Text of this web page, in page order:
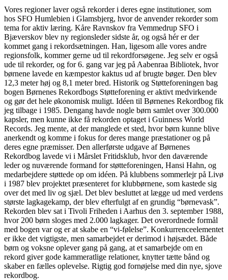
Vores regioner laver også rekorder i deres egne institutioner, som
hos SFO Humlebien i Glamsbjerg, hvor de anvender rekorder som
tema for aktiv læring. Kåre Ravnskov fra Vemmedrup SFO i
Bjæverskov blev ny regionsleder sidste år, og også hér er der
kommet gang i rekordsætningen. Han, ligesom alle vores andre
regionsfolk, kommer gerne ud til rekordforsøgene. Jeg selv er også
ude til rekorder, og for 6. gang var jeg på Aabenraa Bibliotek, hvor
børnene lavede en kæmpestor kaktus ud af brugte bøger. Den blev
12,3 meter høj og 8,1 meter bred. Historik og Støtteforeningen bag
bogen Børnenes Rekordbogs Støtteforening er aktivt medvirkende
og gør det hele økonomisk muligt. Idéen til Børnenes Rekordbog fik
jeg tilbage i 1985. Dengang havde nogle børn samlet over 300.000
kapsler, men kunne ikke få rekorden optaget i Guinness World
Records. Jeg mente, at der manglede et sted, hvor børn kunne blive
anerkendt og komme i fokus for deres mange præstationer og på
deres egne præmisser. Den allerførste udgave af Børnenes
Rekordbog lavede vi i Mårslet Fritidsklub, hvor den daværende
leder og nuværende formand for støtteforeningen, Hansi Hahn, og
medarbejdere støttede op om idéen. På klubbens sommerlejr på Livø
i 1987 blev projektet præsenteret for klubbørnene, som kastede sig
over det med liv og sjæl. Det blev besluttet at lægge ud med verdens
største lagkagekamp, der blev efterfulgt af en grundig “børnevask”.
Rekorden blev sat i Tivoli Friheden i Aarhus den 3. september 1988,
hvor 200 børn sloges med 2.000 lagkager. Det overordnede formål
med bogen var og er at skabe en “vi-følelse”. Konkurrenceelementet
er ikke det vigtigste, men samarbejdet er derimod i højsædet. Både
børn og voksne oplever gang på gang, at et samarbejde om en
rekord giver gode kammeratlige relationer, knytter tætte bånd og
skaber en fælles oplevelse. Rigtig god fornøjelse med din nye, sjove
rekordbog.